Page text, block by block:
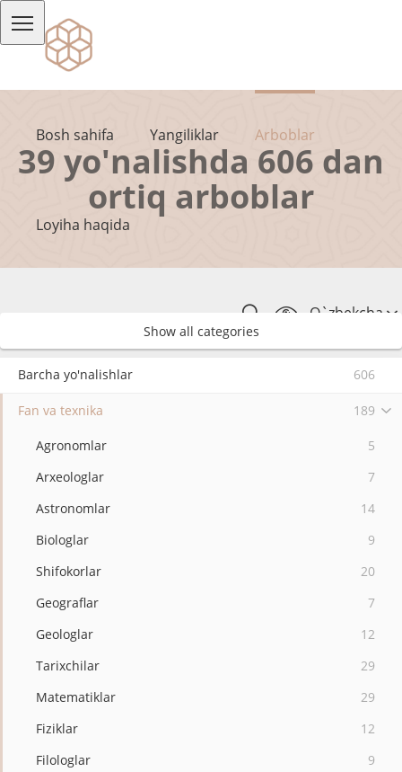
Bosh sahifa Yangiliklar Arboblar
Loyiha haqida
O`zbekcha
39 yo'nalishda 606 dan
ortiq arboblar
Show all categories
Barcha yo'nalishlar 606
Fan va texnika 189
Agronomlar
5
Arxeologlar
7
Astronomlar
14
Biologlar
9
Shifokorlar
20
Geograflar
7
Geologlar
12
Tarixchilar
29
Matematiklar
29
Fiziklar
12
Filologlar
9